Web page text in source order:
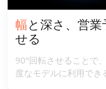
幅と深さ、営業予測を90度回転さ
せる
90°回転させることで
度なモデルに利用でき